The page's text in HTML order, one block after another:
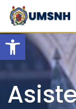
Open
Skip
content